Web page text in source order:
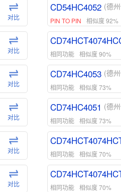
对比
对比
对比
对比
对比
对比
CD54HC4052 (德
PIN TO PIN 相似度 92%
相同功能 相似度 90%
CD74HC4053 (德
相同功能 相似度 73%
CD74HC4051 (德
相同功能 相似度 73%
相同功能 相似度 70%
相同功能 相似度 70%